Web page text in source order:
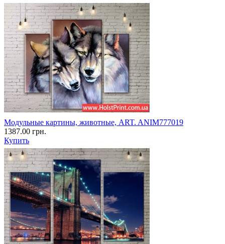
Модульные картины, животные, ART. ANIM777019
1387.00 грн.
Купить